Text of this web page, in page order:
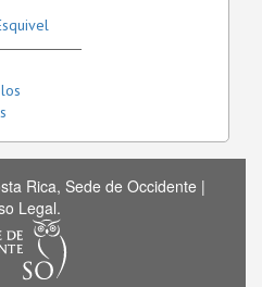
Rica, Sede de Occidente |
Legal.